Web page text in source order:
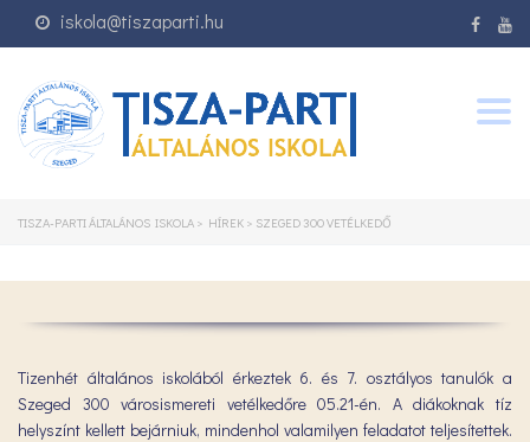
iskola@tiszaparti.hu
TISZA-PARTI ÁLTALÁNOS ISKOLA > HÍREK > SZEGED 300 VETÉLKEDŐ
Tizenhét általános iskolából érkeztek 6. és 7. osztályos tanulók a
Szeged 300 városismereti vetélkedőre 05.21-én. A diákoknak tíz
helyszínt kellett bejárniuk, mindenhol valamilyen feladatot teljesítettek.